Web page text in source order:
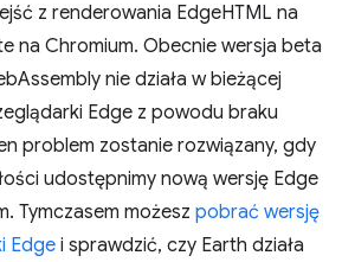
z renderowania EdgeHTML na
na Chromium. Obecnie wersja beta
nie działa w bieżącej
Edge z powodu braku
problem zostanie rozwiązany, gdy
udostępnimy nową wersję Edge
Tymczasem możesz pobrać wersję
Edge i sprawdzić, czy Earth działa